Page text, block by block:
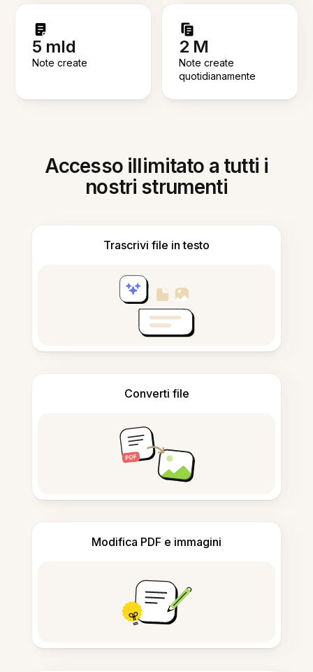
5 mld
Note create
2 M
Note create
quotidianamente
Accesso illimitato a tutti i
nostri strumenti
Trascrivi file in testo
Converti file
Modifica PDF e immagini